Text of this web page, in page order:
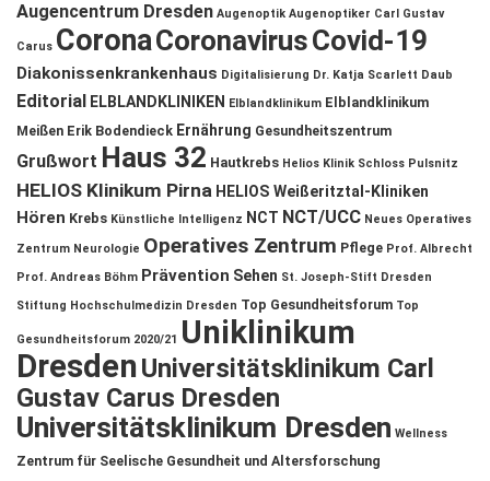
Augencentrum Dresden Augenoptik Augenoptiker Carl Gustav
Carus CoronaCoronavirusCovid-19
Diakonissenkrankenhaus Digitalisierung Dr. Katja Scarlett Daub
Editorial ELBLANDKLINIKEN Elblandklinikum Elblandklinikum
Meißen Erik Bodendieck Ernährung Gesundheitszentrum
Grußwort Haus 32 Hautkrebs Helios Klinik Schloss Pulsnitz
HELIOS Klinikum Pirna HELIOS Weißeritztal-Kliniken
Hören Krebs Künstliche Intelligenz NCT NCT/UCC Neues Operatives
Zentrum Neurologie Operatives Zentrum Pflege Prof. Albrecht
Prof. Andreas Böhm Prävention Sehen St. Joseph-Stift Dresden
Stiftung Hochschulmedizin Dresden Top Gesundheitsforum Top
Gesundheitsforum 2020/21 Uniklinikum
DresdenUniversitätsklinikum Carl
Gustav Carus Dresden
Universitätsklinikum Dresden Wellness
Zentrum für Seelische Gesundheit und Altersforschung